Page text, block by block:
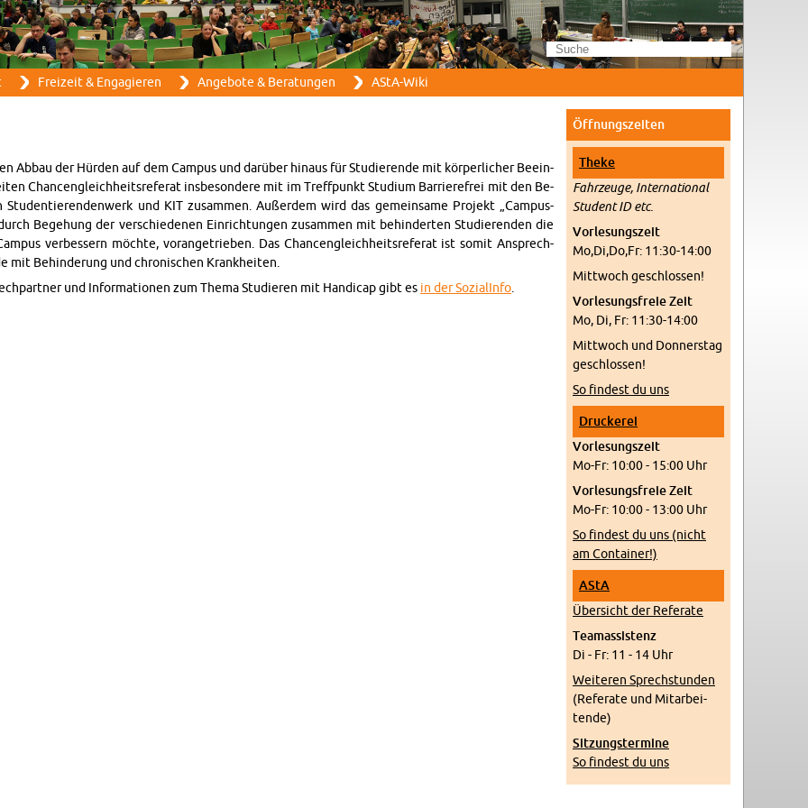
Direkt zum Inhalt
Frei­zeit & En­ga­gie­ren An­ge­bo­te & Be­ra­tun­gen AStA-Wi­ki
Abbau der Hür­den auf dem Cam­pus und dar­über hin­aus für Stu­die­ren­de mit kör­per­li­cher Be­ein­
Chan­cen­gleich­heits­re­fe­rat ins­be­son­de­re mit im Treff­punkt Stu­di­um Bar­rie­re­frei mit den Be­
und KIT zu­sam­men. Au­ßer­dem wird das ge­mein­sa­me Pro­jekt „Cam­pus-
Be­ge­hung der ver­schie­de­nen Ein­rich­tun­gen zu­sam­men mit be­hin­der­ten Stu­die­ren­den die
ver­bes­sern möch­te, vor­an­ge­trie­ben. Das Chan­cen­gleich­heits­re­fe­rat ist somit An­sprech­
mit Be­hin­de­rung und chro­ni­schen Krank­hei­ten.
und In­for­ma­tio­nen zum Thema Stu­die­ren mit Han­di­cap gibt es in der So­zial­In­fo.
Öff­nungs­zei­ten
Theke
Fahr­zeu­ge, In­ter­na­tio­nal
Stu­dent ID etc.
Vor­le­sungs­zeit
Mo,Di,Do,Fr: 11:30-14:00
Mitt­woch ge­schlos­sen!
Vor­le­sungs­freie Zeit
Mo, Di, Fr: 11:30-14:00
Mitt­woch und Don­ners­tag
ge­schlos­sen!
So fin­dest du uns
Dru­cke­rei
Vor­le­sungs­zeit
Mo-Fr: 10:00 - 15:00 Uhr
Vor­le­sungs­freie Zeit
Mo-Fr: 10:00 - 13:00 Uhr
So fin­dest du uns (nicht
am Con­tai­ner!)
AStA
Über­sicht der Re­fe­ra­te
Tea­m­as­sis­tenz
Di - Fr: 11 - 14 Uhr
Wei­te­ren Sprech­stun­den
(Re­fe­ra­te und Mit­ar­bei­
ten­de)
Sit­zungs­ter­mi­ne
So fin­dest du uns